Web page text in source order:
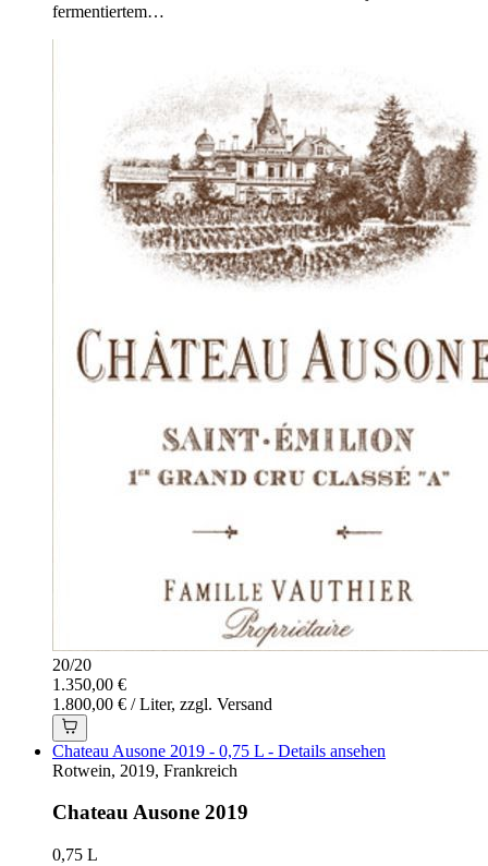
fermentiertem…
20/20
1.350,00 €
1.800,00 € / Liter, zzgl. Versand
Chateau Ausone 2019 - 0,75 L - Details ansehen
Rotwein, 2019, Frankreich
Chateau Ausone 2019
0,75 L